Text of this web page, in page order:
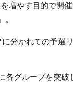
増やす目的で開
分かれての予選
各グループを突破